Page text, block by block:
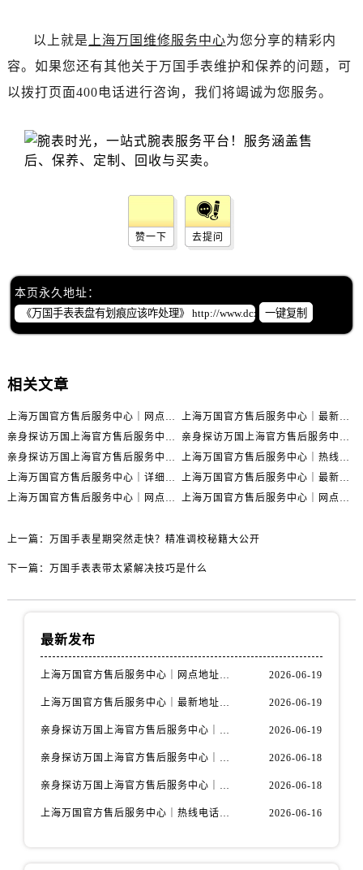
以上就是 上海万国维修服务中心为您分享的精彩内
容。如果您还有其他关于万国手表维护和保养的问题，可
以拨打页面400电话进行咨询，我们将竭诚为您服务。
赞一下 去提问
本页永久地址：
一键复制
相关文章
上海万国官方售后服务中心｜网点地址与官方联系电话权威信息公示（2026年6月最新）
上海万国官方售后服务中心｜最新地址与客服热线权威信息公示（2026年6月最新）
亲身探访万国上海官方售后服务中心｜全新维修门店地址及电话（2026年6月最新）
亲身探访万国上海官方售后服务中心｜最新电话及地址（2026年6月最新）
亲身探访万国上海官方售后服务中心｜网点地址与客服电话（2026年6月最新）
上海万国官方售后服务中心｜热线电话与网点地址权威信息公示（2026年6月最新）
上海万国官方售后服务中心｜详细地址与售后电话权威信息公示（2026年6月最新）
上海万国官方售后服务中心｜最新电话及地址权威信息公示（2026年6月最新）
上海万国官方售后服务中心｜网点地址及热线权威信息公示（2026年6月最新）
上海万国官方售后服务中心｜网点地址与服务热线权威信息公示（2026年6月最新）
上一篇： 万国手表星期突然走快？精准调校秘籍大公开
下一篇： 万国手表表带太紧解决技巧是什么
最新发布
上海万国官方售后服务中心｜网点地址与官方联系电话权威信息公示（2026年6月最新） 2026-06-19
上海万国官方售后服务中心｜最新地址与客服热线权威信息公示（2026年6月最新） 2026-06-19
亲身探访万国上海官方售后服务中心｜全新维修门店地址及电话（2026年6月最新） 2026-06-19
亲身探访万国上海官方售后服务中心｜最新电话及地址（2026年6月最新） 2026-06-18
亲身探访万国上海官方售后服务中心｜网点地址与客服电话（2026年6月最新） 2026-06-18
上海万国官方售后服务中心｜热线电话与网点地址权威信息公示（2026年6月最新） 2026-06-16